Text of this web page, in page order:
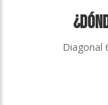
Diagonal